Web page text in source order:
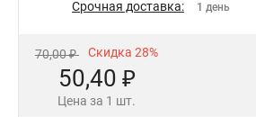
Срочная доставка: 1 день
70,00 ₽ Скидка 28%
50,40 ₽
Цена за 1 шт.